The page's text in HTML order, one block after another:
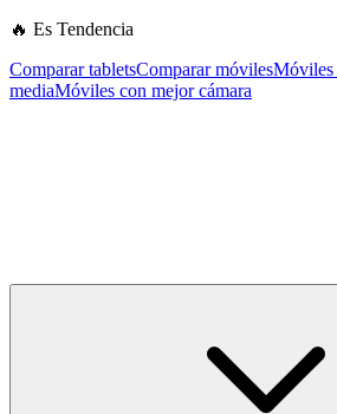
🔥 Es Tendencia
Comparar tabletsComparar móvilesMóviles
mediaMóviles con mejor cámara